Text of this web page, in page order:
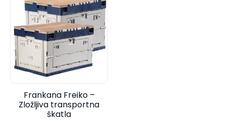
Frankana Freiko –
Zložljiva transportna
škatla